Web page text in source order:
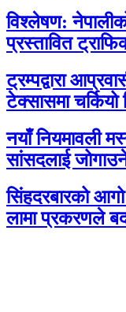
विश्लेषण:
प्रस्तावित
ट्रम्पद्वारा
टेक्सासमा चर्कियो
नयाँ नियमावली
सांसदलाई
सिंहदरबारको
लामा प्रकरणले